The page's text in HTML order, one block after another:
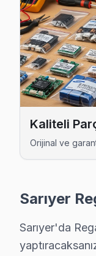
Huzur
Regal TV
Huzur Regal
İstinye
Regal TV
Sarıyer
Kazım
Kazım
Kısırkaya
Kaliteli
Orijinal ve
Sarıyer
Sarıyer'da